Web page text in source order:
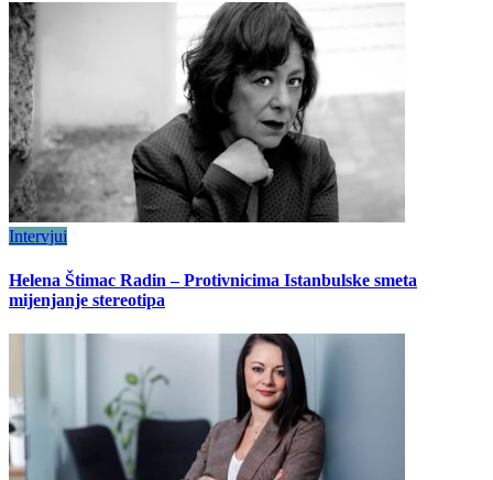
Intervjui
Helena Štimac Radin – Protivnicima Istanbulske smeta
mijenjanje stereotipa